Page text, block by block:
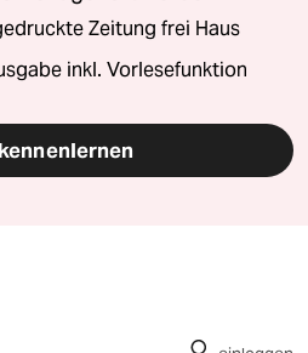
Zeitung frei Haus
inkl. Vorlesefunktion